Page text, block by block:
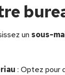
un sous-
: Optez pour